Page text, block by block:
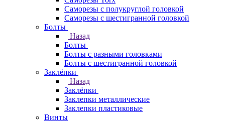
Саморезы с полукруглой головкой
Саморезы с шестигранной головкой
Болты
Назад
Болты
Болты с разными головками
Болты с шестигранной головкой
Заклёпки
Назад
Заклёпки
Заклепки металлические
Заклепки пластиковые
Винты